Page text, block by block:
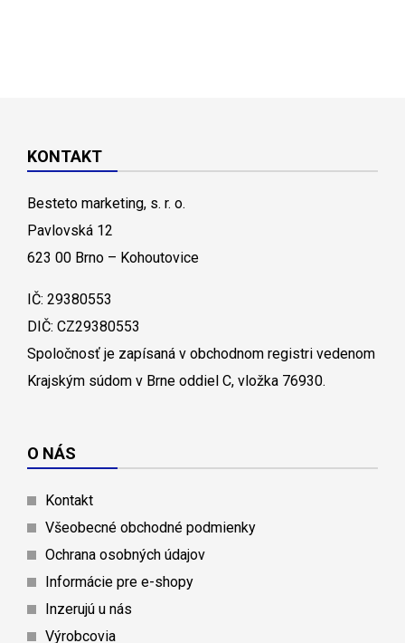
KONTAKT
Besteto marketing, s. r. o.
Pavlovská 12
623 00 Brno – Kohoutovice
IČ: 29380553
DIČ: CZ29380553
Spoločnosť je zapísaná v obchodnom registri vedenom
Krajským súdom v Brne oddiel C, vložka 76930.
O NÁS
Kontakt
Všeobecné obchodné podmienky
Ochrana osobných údajov
Informácie pre e-shopy
Inzerujú u nás
Výrobcovia